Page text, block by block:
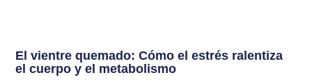
El vientre quemado: Cómo el estrés ralentiza
el cuerpo y el metabolismo